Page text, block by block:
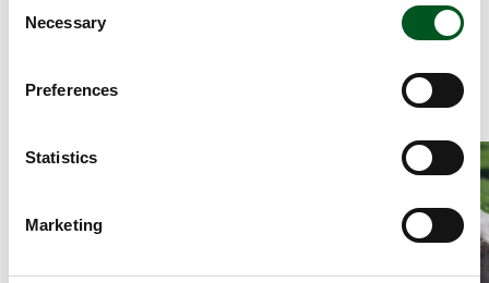
Selection
Necessary
Preferences
Statistics
Marketing
europäische Führungsposition werden die
durch nachhaltig harten Einsatz verteidigen.
Read more about Filetsteaks mit Champignonsoße, Kartoffeln
Read more